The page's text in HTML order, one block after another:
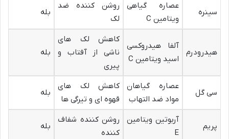
سینره
عصاره گیاهی
ویتامین C
روشن کننده ضد
لک
بله
هیدرودرم
آلفا هیدروکسی
اسید ویتامین C
کاهش لک های
ناشی از آفتاب و
پیری
بله
سی گل
عصاره گیاهان
مواد ضد التهاب
کاهش لک های
قهوه ای و تیرگی ها
بله
پریم
آربوتین ویتامین
E
روشن کننده شفاف
کننده
بله